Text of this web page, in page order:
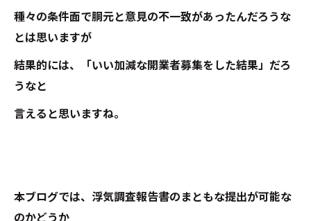
種々の条件面で胴元と意見の不一致があったんだろうな
とは思いますが
結果的には、「いい加減な開業者募集をした結果」だろ
うなと
言えると思いますね。
本ブログでは、浮気調査報告書のまともな提出が可能な
のかどうか